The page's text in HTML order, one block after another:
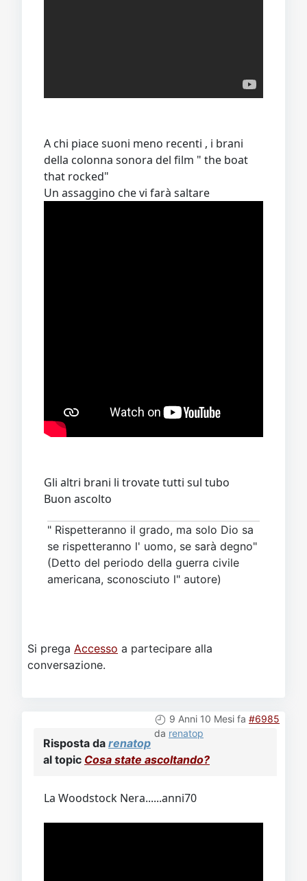
A chi piace suoni meno recenti , i brani
della colonna sonora del film " the boat
that rocked"
Un assaggino che vi farà saltare
Gli altri brani li trovate tutti sul tubo
Buon ascolto
" Rispetteranno il grado, ma solo Dio sa
se rispetteranno l' uomo, se sarà degno"
(Detto del periodo della guerra civile
americana, sconosciuto l" autore)
Si prega Accesso a partecipare alla
conversazione.
9 Anni 10 Mesi fa #6985
da renatop
Risposta da renatop
al topic Cosa state ascoltando?
La Woodstock Nera......anni70